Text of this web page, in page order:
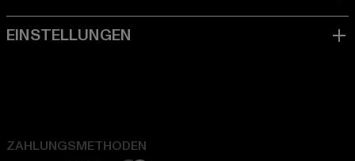
ZAHLUNGSMETHODEN